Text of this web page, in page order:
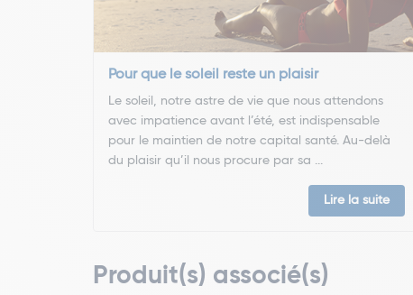
Pour que le soleil reste un plaisir
Le soleil, notre astre de vie que nous attendons
avec impatience avant l’été, est indispensable
pour le maintien de notre capital santé. Au-delà
du plaisir qu’il nous procure par sa ...
Lire la suite
Produit(s) associé(s)